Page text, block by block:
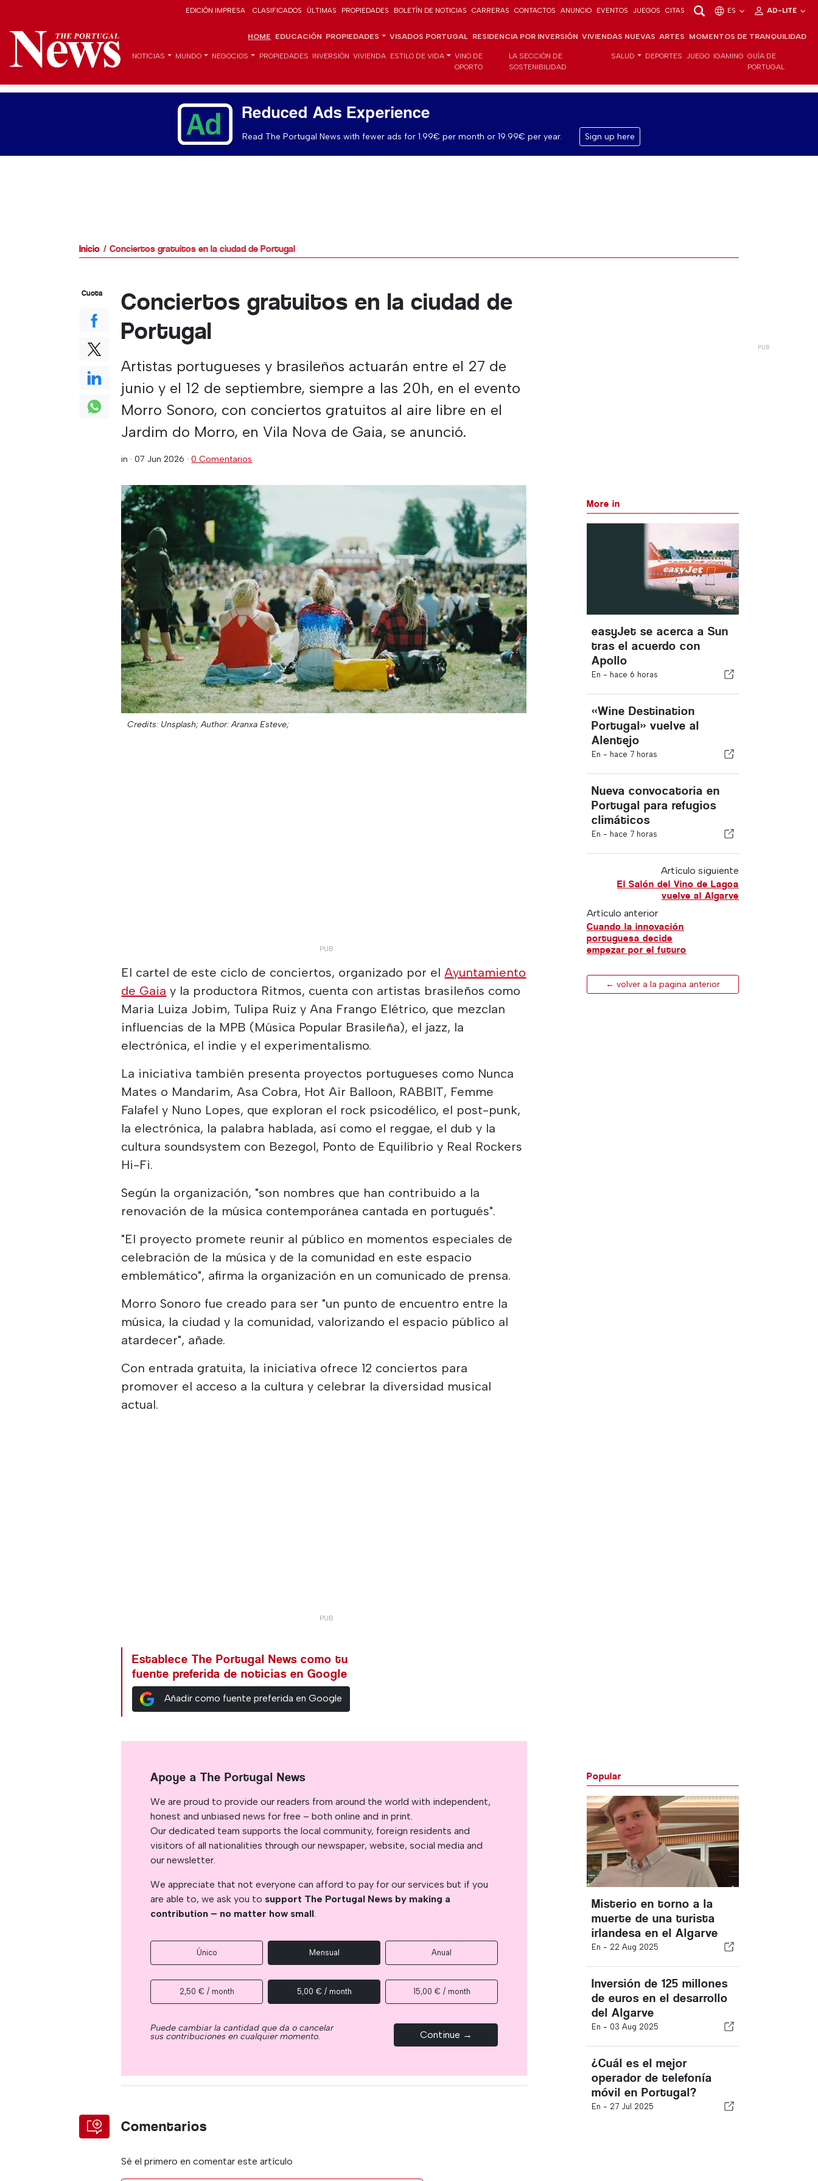
EDICIÓN IMPRESA CLASIFICADOS ÚLTIMAS PROPIEDADES BOLETÍN DE NOTICIAS CARRERAS CONTACTOS ANUNCIO EVENTOS JUEGOS CITAS ES AD-LITE
HOME EDUCACIÓN PROPIEDADES VISADOS PORTUGAL RESIDENCIA POR INVERSIÓN VIVIENDAS NUEVAS ARTES MOMENTOS DE TRANQUILIDAD
NOTICIAS MUNDO NEGOCIOS PROPIEDADES INVERSIÓN VIVIENDA ESTILO DE VIDA
VINO DE
OPORTO
LA SECCIÓN DE
SOSTENIBILIDAD
SALUD DEPORTES JUEGO IGAMING GUÍA DE
PORTUGAL
Reduced Ads Experience
Read The Portugal News with fewer ads for 1.99€ per month or 19.99€ per year. Sign up here
Inicio Conciertos gratuitos en la ciudad de Portugal
Conciertos gratuitos en la ciudad de
Portugal
Artistas portugueses y brasileños actuarán entre el 27 de
junio y el 12 de septiembre, siempre a las 20h, en el evento
Morro Sonoro, con conciertos gratuitos al aire libre en el
Jardim do Morro, en Vila Nova de Gaia, se anunció.
in ·07 Jun 2026 ·0 Comentarios
Credits: Unsplash; Author: Aranxa Esteve;
El cartel de este ciclo de conciertos, organizado por elAyuntamiento
de Gaia y la productora Ritmos, cuenta con artistas brasileños como
Maria Luiza Jobim, Tulipa Ruiz y Ana Frango Elétrico, que mezclan
influencias de la MPB (Música Popular Brasileña), el jazz, la
electrónica, el indie y el experimentalismo.
La iniciativa también presenta proyectos portugueses como Nunca
Mates o Mandarim, Asa Cobra, Hot Air Balloon, RABBIT, Femme
Falafel y Nuno Lopes, que exploran el rock psicodélico, el post-punk,
la electrónica, la palabra hablada, así como el reggae, el dub y la
cultura soundsystem con Bezegol, Ponto de Equilíbrio y Real Rockers
Hi-Fi.
Según la organización, "son nombres que han contribuido a la
renovación de la música contemporánea cantada en portugués".
"El proyecto promete reunir al público en momentos especiales de
celebración de la música y de la comunidad en este espacio
emblemático", afirma la organización en un comunicado de prensa.
Morro Sonoro fue creado para ser "un punto de encuentro entre la
música, la ciudad y la comunidad, valorizando el espacio público al
atardecer", añade.
Con entrada gratuita, la iniciativa ofrece 12 conciertos para
promover el acceso a la cultura y celebrar la diversidad musical
actual.
Establece The Portugal News como tu
fuente preferida de noticias en Google
Añadir como fuente preferida en Google
Cuota
More in
easyJet se acerca a Sun
tras el acuerdo con
Apollo
En - hace 6 horas
«Wine Destination
Portugal» vuelve al
Alentejo
En - hace 7 horas
Nueva convocatoria en
Portugal para refugios
climáticos
En - hace 7 horas
Artículo siguiente
El Salón del Vino de Lagoa
vuelve al Algarve
Artículo anterior
Cuando la innovación
portuguesa decide
empezar por el futuro
← volver a la pagina anterior
Apoye a The Portugal News
We are proud to provide our readers from around the world with independent,
honest and unbiased news for free – both online and in print.
Our dedicated team supports the local community, foreign residents and
visitors of all nationalities through our newspaper, website, social media and
our newsletter.
We appreciate that not everyone can afford to pay for our services but if you
are able to, we ask you to support The Portugal News by making a
contribution – no matter how small.
Único Mensual Anual
2,50 € / month 5,00 € / month 15,00 € / month
Puede cambiar la cantidad que da o cancelar
sus contribuciones en cualquier momento. Continue →
Comentarios
Sé el primero en comentar este artículo
Popular
Misterio en torno a la
muerte de una turista
irlandesa en el Algarve
En - 22 Aug 2025
Inversión de 125 millones
de euros en el desarrollo
del Algarve
En - 03 Aug 2025
¿Cuál es el mejor
operador de telefonía
móvil en Portugal?
En - 27 Jul 2025